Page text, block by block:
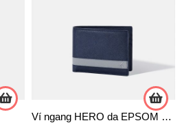
Ví ngang HERO da EPSOM cao cấp